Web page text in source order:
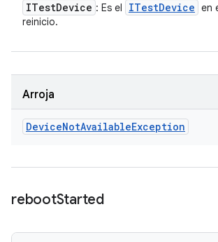
ITestDevice : Es el ITestDevice en
reinicio.
Arroja
DeviceNotAvailableException
rebootStarted